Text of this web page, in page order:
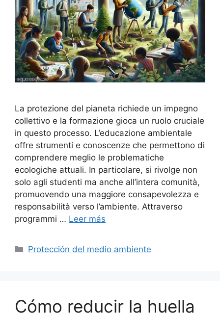
La protezione del pianeta richiede un impegno
collettivo e la formazione gioca un ruolo cruciale
in questo processo. L’educazione ambientale
offre strumenti e conoscenze che permettono di
comprendere meglio le problematiche
ecologiche attuali. In particolare, si rivolge non
solo agli studenti ma anche all’intera comunità,
promuovendo una maggiore consapevolezza e
responsabilità verso l’ambiente. Attraverso
programmi … Leer más
Categorías
Protección del medio ambiente
Cómo reducir la huella